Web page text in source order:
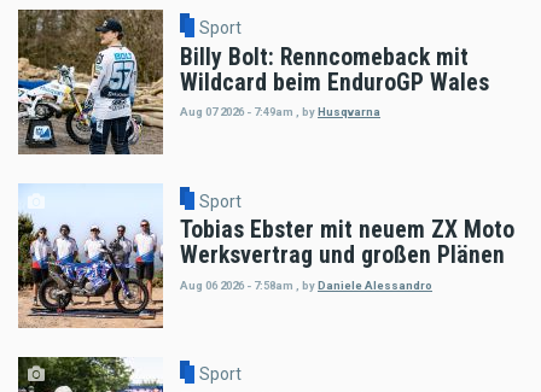
Sport
Billy Bolt: Renncomeback mit
Wildcard beim EnduroGP Wales
Aug 07 2026 - 7:49am byHusqvarna
Sport
Tobias Ebster mit neuem ZX Moto
Werksvertrag und großen Plänen
Aug 06 2026 - 7:58am byDaniele Alessandro
Sport